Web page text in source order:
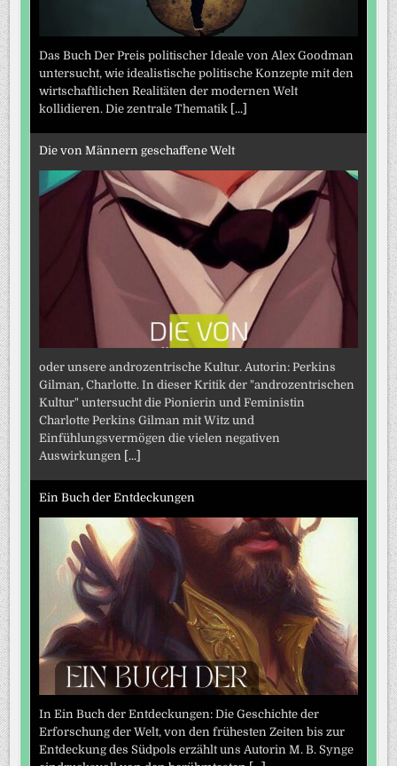
Das Buch Der Preis politischer Ideale von Alex Goodman
untersucht, wie idealistische politische Konzepte mit den
wirtschaftlichen Realitäten der modernen Welt
kollidieren. Die zentrale Thematik [...]
Die von Männern geschaffene Welt
oder unsere androzentrische Kultur. Autorin: Perkins
Gilman, Charlotte. In dieser Kritik der "androzentrischen
Kultur" untersucht die Pionierin und Feministin
Charlotte Perkins Gilman mit Witz und
Einfühlungsvermögen die vielen negativen
Auswirkungen [...]
Ein Buch der Entdeckungen
In Ein Buch der Entdeckungen: Die Geschichte der
Erforschung der Welt, von den frühesten Zeiten bis zur
Entdeckung des Südpols erzählt uns Autorin M. B. Synge